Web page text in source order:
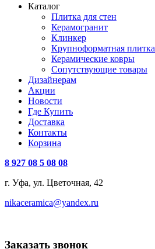
Каталог
Плитка для стен
Керамогранит
Клинкер
Крупноформатная плитка
Керамические ковры
Сопутствующие товары
Дизайнерам
Акции
Новости
Где Купить
Доставка
Контакты
Корзина
8 927 08 5 08 08
г. Уфа, ул. Цветочная, 42
nikaceramica@yandex.ru
Заказать звонок